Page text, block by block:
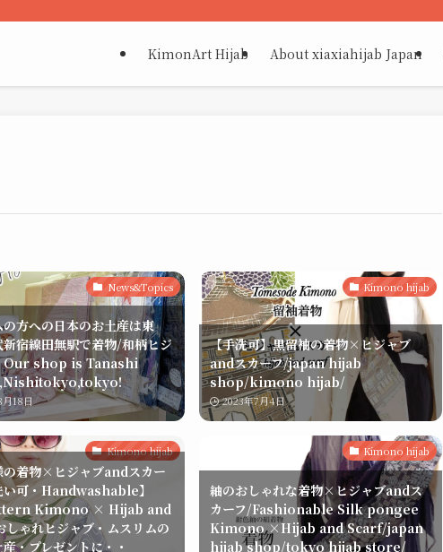
KimonArt Hijab About xiaxiahijab Japan
News&Topics
の方への日本のお土産は東
新宿線田無駅で着物/和柄ヒジ
Our shop is Tanashi
月18日
Kimono hijab
【手洗可】黒留袖の着物×ヒジャブ
andスカーフ/japan hijab
shop/kimono hijab/
2023年7月4日
Kimono hijab
の着物×ヒジャブandスカー
い可・Handwashable】
Kimono × Hijab and
ゃれヒジャブ・ムスリムの
・プレゼントに・・
Kimono hijab
紬のおしゃれな着物×ヒジャブandス
カーフ/Fashionable Silk pongee
Kimono ×Hijab and Scarf/japan
hijab shop/tokyo hijab store/